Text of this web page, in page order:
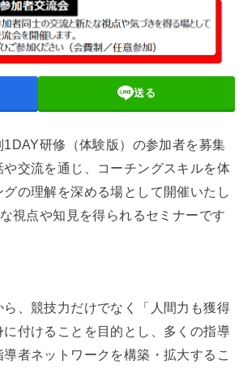
送る
研修（体験版）の参加者を募集
交流を通じ、コーチングスキルを体
の理解を深める場として開催いたし
視点や知見を得られるセミナーです
、競技力だけでなく「人間力も獲得
付けることを目的とし、多くの指導
者ネットワークを構築・拡大するこ